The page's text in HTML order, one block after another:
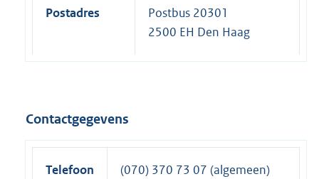
Postadres
Postbus 20301
2500 EH Den Haag
Contactgegevens
Telefoon (070) 370 73 07 (algemeen)